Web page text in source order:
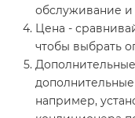
обслуживание
Цена -
чтобы выбрать
Дополнительные
например,